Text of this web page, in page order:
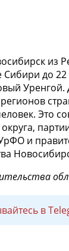
из
до 22
Это
и
в